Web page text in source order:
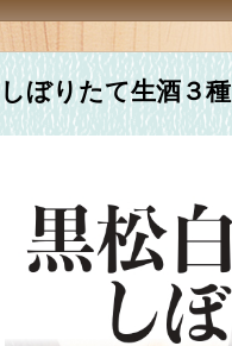
しぼりたて生酒３種